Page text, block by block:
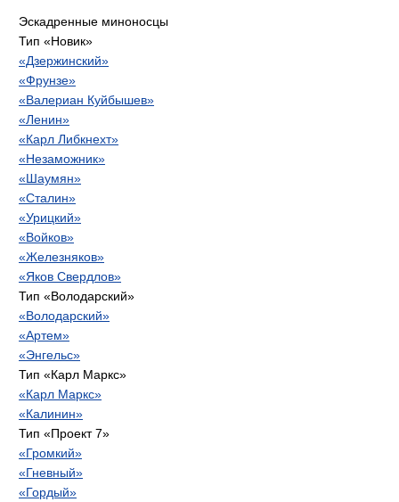
Эскадренные миноносцы
Тип «Новик»
«Дзержинский»
«Фрунзе»
«Валериан Куйбышев»
«Ленин»
«Карл Либкнехт»
«Незаможник»
«Шаумян»
«Сталин»
«Урицкий»
«Войков»
«Железняков»
«Яков Свердлов»
Тип «Володарский»
«Володарский»
«Артем»
«Энгельс»
Тип «Карл Маркс»
«Карл Маркс»
«Калинин»
Тип «Проект 7»
«Громкий»
«Гневный»
«Гордый»